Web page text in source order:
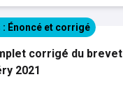
: Énoncé et corrigé
corrigé du brevet
2021